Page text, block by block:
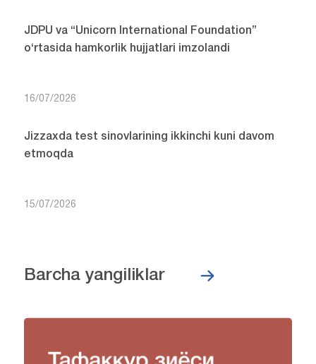
JDPU va “Unicorn International Foundation”
o‘rtasida hamkorlik hujjatlari imzolandi
16/07/2026
Jizzaxda test sinovlarining ikkinchi kuni davom
etmoqda
15/07/2026
Barcha yangiliklar